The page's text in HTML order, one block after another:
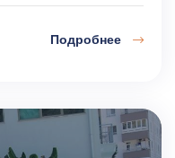
Подробнее